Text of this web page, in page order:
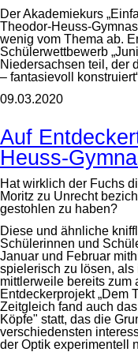
Der Akademiekurs
Theodor-Heuss-
wenig vom Thema ab.
Schülerwettbewerb
Niedersachsen teil, der
– fantasievoll
09.03.2020
Auf
Heuss-
Hat wirklich der Fuchs
Moritz zu Unrecht
gestohlen zu haben?
Diese und ähnliche
Schülerinnen und
Januar und Februar
spielerisch zu lösen,
mittlerweile bereits zum
Entdeckerprojekt „Dem
Zeitgleich fand auch
Köpfe" statt, das die
verschiedensten
der Optik experimentell